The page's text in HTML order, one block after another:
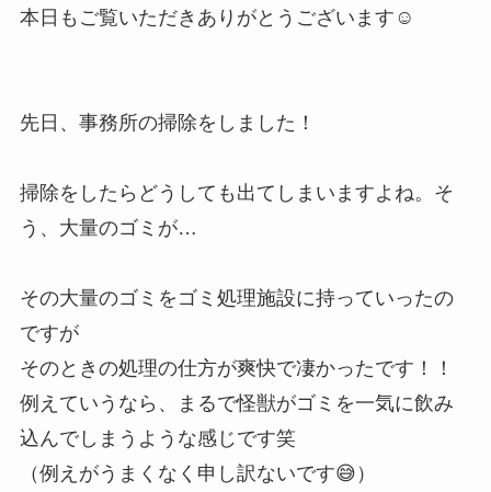
本日もご覧いただきありがとうございます☺
先日、事務所の掃除をしました！
掃除をしたらどうしても出てしまいますよね。そ
う、大量のゴミが…
その大量のゴミをゴミ処理施設に持っていったの
ですが
そのときの処理の仕方が爽快で凄かったです！！
例えていうなら、まるで怪獣がゴミを一気に飲み
込んでしまうような感じです笑
（例えがうまくなく申し訳ないです😅）